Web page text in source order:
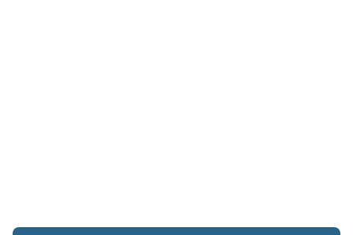
Aviso legal · Cookies · Configurar cookies · Privacidad · Contacto